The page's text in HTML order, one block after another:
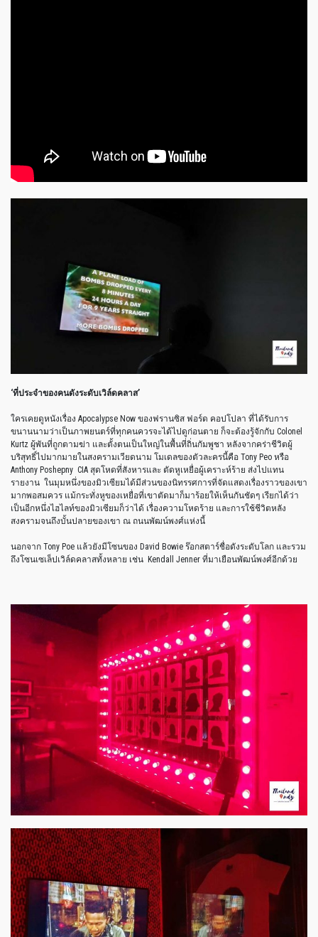
‘ที่ประจำของคนดังระดับเวิล์ดคลาส’
ใครเคยดูหนังเรื่อง Apocalypse Now ของฟรานซิส ฟอร์ด คอปโปลา ที่ได้รับการ
ขนานนามว่าเป็นภาพยนตร์ที่ทุกคนควรจะได้ไปดูก่อนตาย ก็จะต้องรู้จักกับ Colonel
Kurtz ผู้พันที่ถูกตามฆ่า และตั้งตนเป็นใหญ่ในพื้นที่ถิ่นกัมพูชา หลังจากคร่าชีวิตผู้
บริสุทธิ์ไปมากมายในสงครามเวียดนาม โมเดลของตัวละครนี้คือ Tony Peo หรือ
Anthony Poshepny CIA สุดโหดที่สังหารและ ตัดหูเหยื่อผู้เคราะห์ร้าย ส่งไปแทน
รายงาน ในมุมหนึ่งของมิวเซียมได้มีส่วนของนิทรรศการที่จัดแสดงเรื่องราวของเขา
มากพอสมควร แม้กระทั่งหูของเหยื่อที่เขาตัดมาก็มาร้อยให้เห็นกันชัดๆ เรียกได้ว่า
เป็นอีกหนึ่งไฮไลท์ของมิวเซียมก็ว่าได้ เรื่องความโหดร้าย และการใช้ชีวิตหลัง
สงครามจนถึงบั้นปลายของเขา ณ ถนนพัฒน์พงศ์แห่งนี้
นอกจาก Tony Poe แล้วยังมีโซนของ David Bowie ร๊อกสตาร์ชื่อดังระดับโลก และรวม
ถึงโซนเซเล็ปเวิล์ดคลาสทั้งหลาย เช่น Kendall Jenner ที่มาเยือนพัฒน์พงศ์อีกด้วย